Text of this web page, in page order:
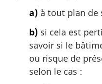
a) à tout plan de
b) si cela est
savoir si le
ou risque de
selon le cas :